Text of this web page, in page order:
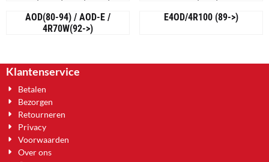
AOD(80-94) / AOD-E /
4R70W(92->)
E4OD/4R100 (89->)
Klantenservice
Betalen
Bezorgen
Retourneren
Privacy
Voorwaarden
Over ons